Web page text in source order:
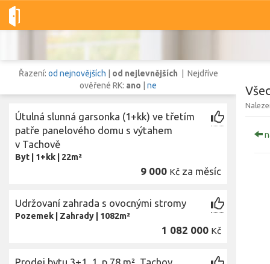
Dobré-nemovitosti.cz obec Tachov, okres Tachov, Plzeňský
Vše Byty Pozemky
Cena
Řazení: od nejnovějších od nejlevnějších
| Nejdříve
ověřené RK: ano ne
Útulná slunná garsonka (1+kk) ve třetím
patře panelového domu s výtahem
v Tachově
Byt 1+kk 22m²
9 000 Kč za měsíc
Udržovaní zahrada s ovocnými stromy
Pozemek Zahrady 1082m²
1 082 000 Kč